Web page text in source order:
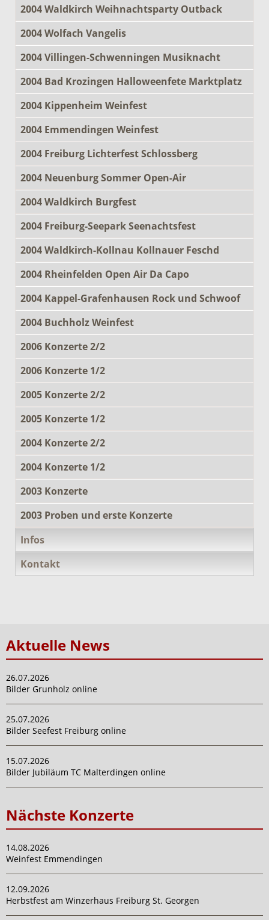
2004 Waldkirch Weihnachtsparty Outback
2004 Wolfach Vangelis
2004 Villingen-Schwenningen Musiknacht
2004 Bad Krozingen Halloweenfete Marktplatz
2004 Kippenheim Weinfest
2004 Emmendingen Weinfest
2004 Freiburg Lichterfest Schlossberg
2004 Neuenburg Sommer Open-Air
2004 Waldkirch Burgfest
2004 Freiburg-Seepark Seenachtsfest
2004 Waldkirch-Kollnau Kollnauer Feschd
2004 Rheinfelden Open Air Da Capo
2004 Kappel-Grafenhausen Rock und Schwoof
2004 Buchholz Weinfest
2006 Konzerte 2/2
2006 Konzerte 1/2
2005 Konzerte 2/2
2005 Konzerte 1/2
2004 Konzerte 2/2
2004 Konzerte 1/2
2003 Konzerte
2003 Proben und erste Konzerte
Infos
Kontakt
Aktuelle News
26.07.2026
Bilder Grunholz online
25.07.2026
Bilder Seefest Freiburg online
15.07.2026
Bilder Jubiläum TC Malterdingen online
Nächste Konzerte
14.08.2026
Weinfest Emmendingen
12.09.2026
Herbstfest am Winzerhaus Freiburg St. Georgen